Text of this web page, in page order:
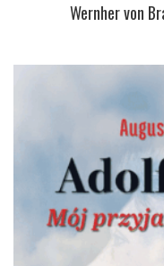
Wernher von